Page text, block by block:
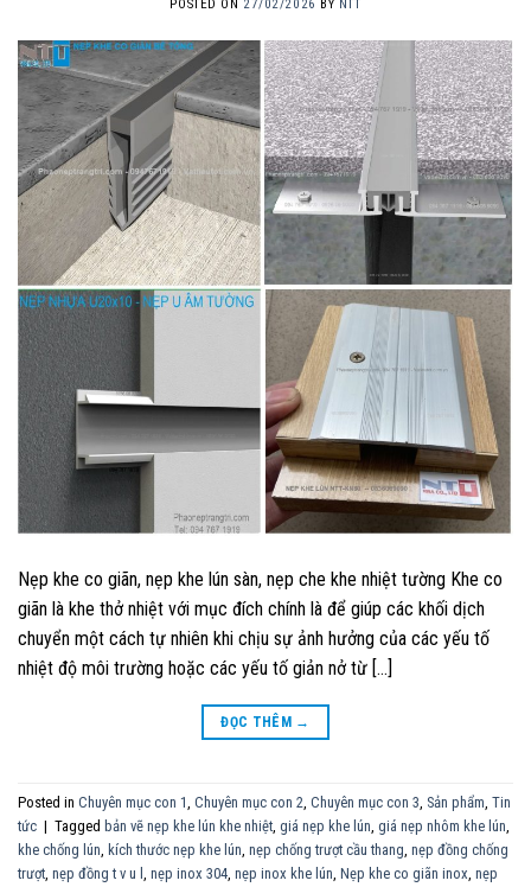
POSTED ON 27/02/2026 BY NTT
Nẹp khe co giãn, nẹp khe lún sàn, nẹp che khe nhiệt tường Khe co
giãn là khe thở nhiệt với mục đích chính là để giúp các khối dịch
chuyển một cách tự nhiên khi chịu sự ảnh hưởng của các yếu tố
nhiệt độ môi trường hoặc các yếu tố giản nở từ […]
ĐỌC THÊM →
Posted in Chuyên mục con 1, Chuyên mục con 2, Chuyên mục con 3, Sản phẩm, Tin
tức | Tagged bản vẽ nẹp khe lún khe nhiệt, giá nẹp khe lún, giá nẹp nhôm khe lún,
khe chống lún, kích thước nẹp khe lún, nẹp chống trượt cầu thang, nẹp đồng chống
trượt, nẹp đồng t v u l , nẹp inox 304, nẹp inox khe lún, Nẹp khe co giãn inox, nẹp